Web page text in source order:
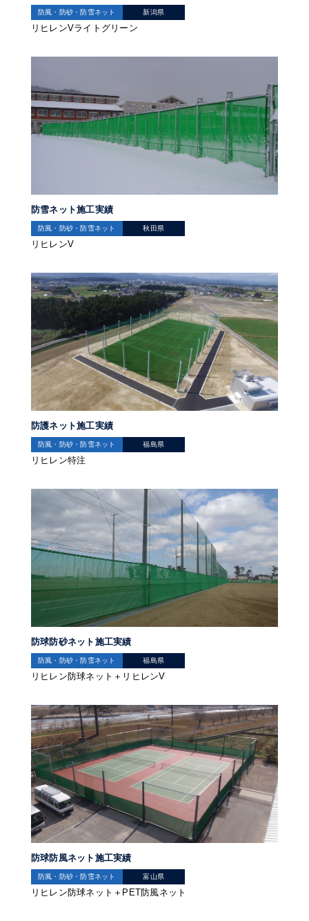
防風・防砂・防雪ネット 新潟県
リヒレンVライトグリーン
防雪ネット施工実績
防風・防砂・防雪ネット 秋田県
リヒレンV
防護ネット施工実績
防風・防砂・防雪ネット 福島県
リヒレン特注
防球防砂ネット施工実績
防風・防砂・防雪ネット 福島県
リヒレン防球ネット＋リヒレンV
防球防風ネット施工実績
防風・防砂・防雪ネット 富山県
リヒレン防球ネット＋PET防風ネット